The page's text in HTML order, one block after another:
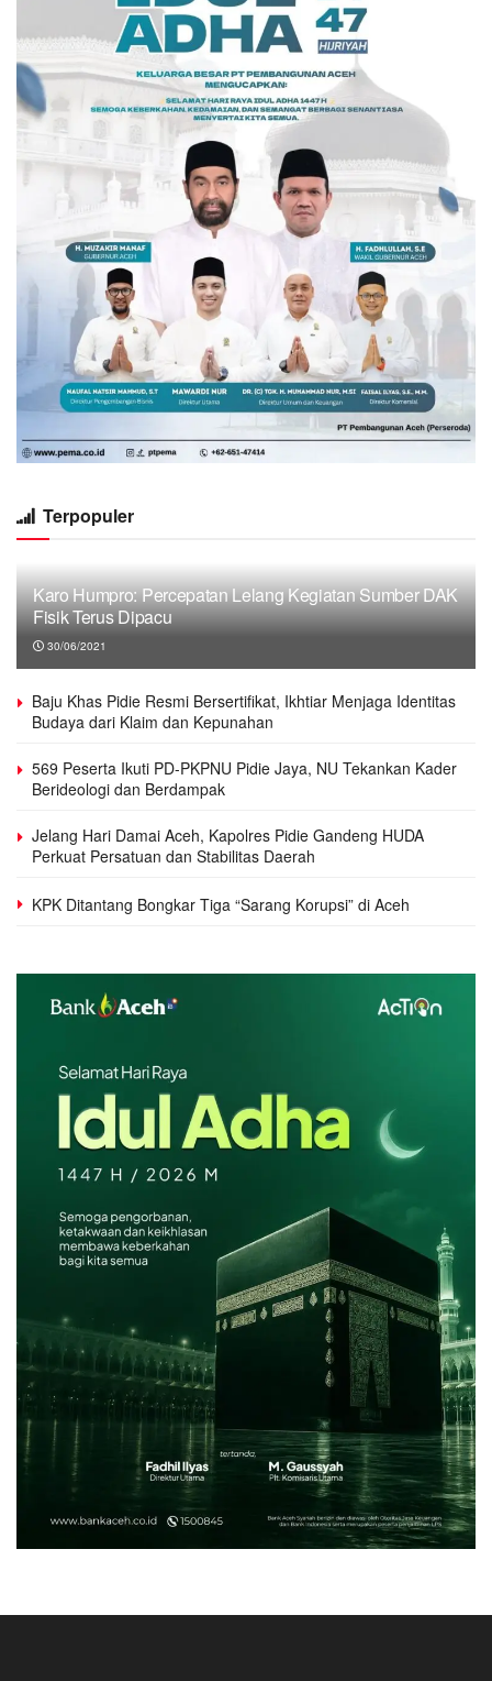
Terpopuler
Karo Humpro: Percepatan Lelang Kegiatan Sumber DAK
Fisik Terus Dipacu
30/06/2021
Baju Khas Pidie Resmi Bersertifikat, Ikhtiar Menjaga Identitas
Budaya dari Klaim dan Kepunahan
569 Peserta Ikuti PD-PKPNU Pidie Jaya, NU Tekankan Kader
Berideologi dan Berdampak
Jelang Hari Damai Aceh, Kapolres Pidie Gandeng HUDA
Perkuat Persatuan dan Stabilitas Daerah
KPK Ditantang Bongkar Tiga “Sarang Korupsi” di Aceh